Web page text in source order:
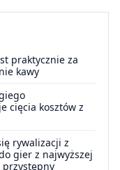
praktycznie za
kawy
cięcia kosztów z
rywalizacji z
gier z najwyższej
przystępny